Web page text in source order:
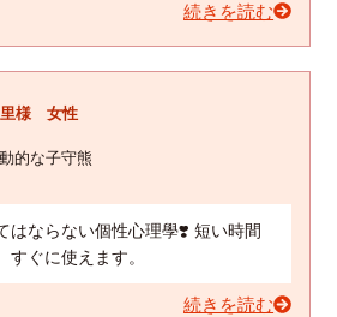
続きを読む
里様 女性
的な子守熊
はならない個性心理學❣️ 短い時間
すぐに使えます。
続きを読む